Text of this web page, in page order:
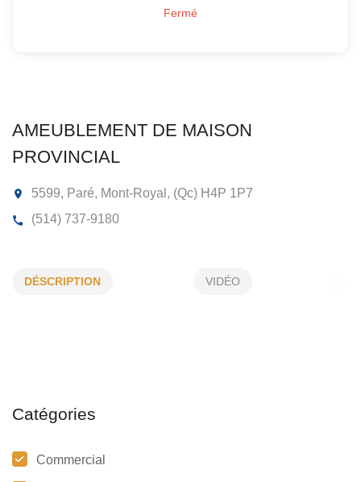
PROVINCIAL
DÉSCRIPTION VIDÉO
Catégories
Commercial
Fermé